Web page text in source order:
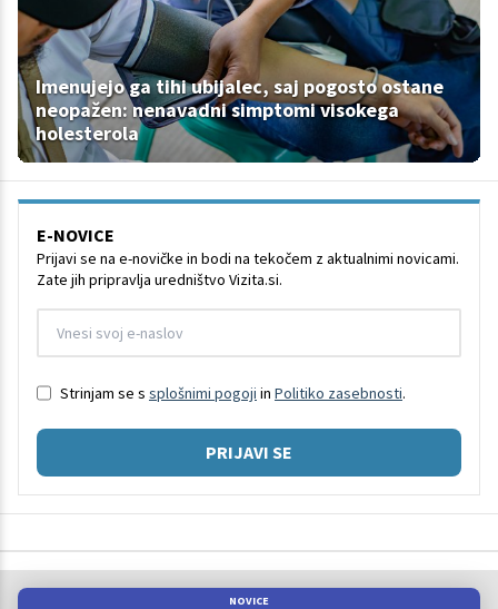
Imenujejo ga tihi ubijalec, saj pogosto ostane
neopažen: nenavadni simptomi visokega
holesterola
E-NOVICE
Prijavi se na e-novičke in bodi na tekočem z aktualnimi novicami.
Zate jih pripravlja uredništvo Vizita.si.
Strinjam se s splošnimi pogoji in Politiko zasebnosti.
PRIJAVI SE
NOVICE